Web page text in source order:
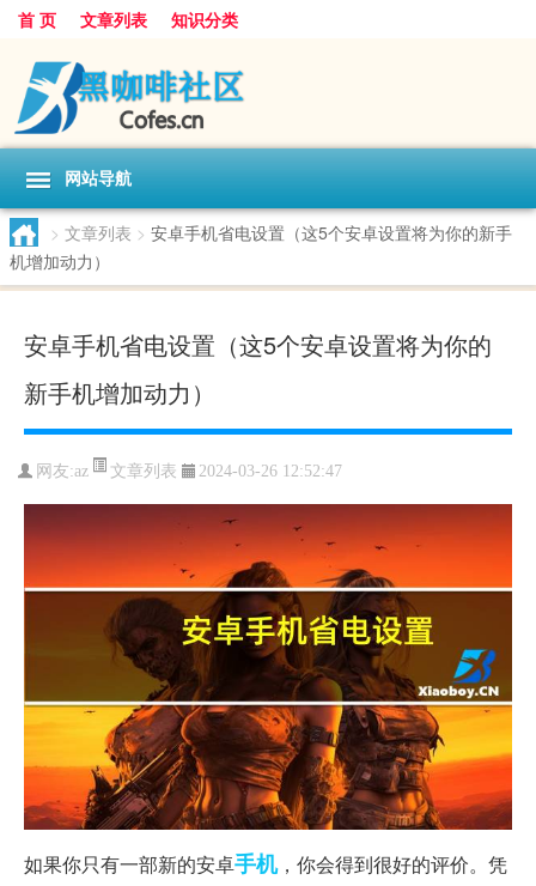
首 页 文章列表 知识分类
网站导航
> 文章列表 > 安卓手机省电设置（这5个安卓设置将为你的新手
机增加动力）
安卓手机省电设置（这5个安卓设置将为你的
新手机增加动力）
网友:az 文章列表 2024-03-26 12:52:47
如果你只有一部新的安卓手机，你会得到很好的评价。凭